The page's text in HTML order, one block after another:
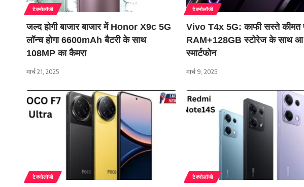
टेक्नोलॉजी
जल्द होगी बाजार बाजार में Honor X9c 5G
लॉन्च होगा 6600mAh बैटरी के साथ
108MP का कैमरा
मार्च 21, 2025
टेक्नोलॉजी
Vivo T4x 5G: काफी सस्ते कीमत
RAM+128GB स्टोरेज के साथ आ
स्मार्टफोन
मार्च 9, 2025
टेक्नोलॉजी टेक्नोलॉजी